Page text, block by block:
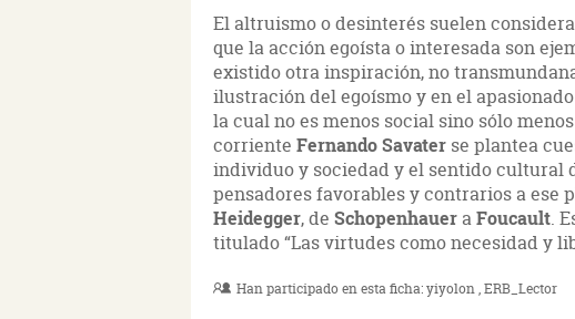
El altruismo o desinterés suelen
que la acción egoísta o interesada son
existido otra inspiración, no
ilustración del egoísmo y en el
la cual no es menos social sino sólo
corriente Fernando Savater se plantea
individuo y sociedad y el sentido cultural
pensadores favorables y contrarios a ese
Heidegger, de Schopenhauer aFoucault.
titulado “Las virtudes como necesidad y
Han participado en esta ficha:yiyolon ERB_Lector